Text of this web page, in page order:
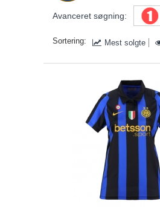
Avanceret søgning:
Sortering: Mest solgte